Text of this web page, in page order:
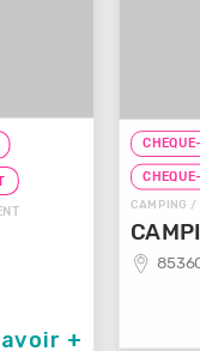
CHEQUE-
CHEQUE-
CAMPING /
CAMPING
85360 La